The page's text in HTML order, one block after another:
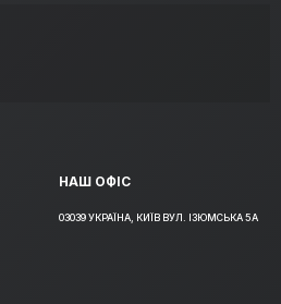
НАШ ОФІС
03039 УКРАЇНА, КИЇВ ВУЛ. ІЗЮМСЬКА 5А